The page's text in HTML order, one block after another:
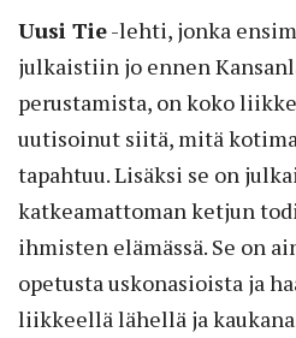
Uusi Tie-lehti, jonka
julkaistiin jo ennen
perustamista, on koko
uutisoinut siitä, mitä
tapahtuu. Lisäksi se on
katkeamattoman ketjun
ihmisten elämässä. Se on
opetusta uskonasioista ja
liikkeellä lähellä ja